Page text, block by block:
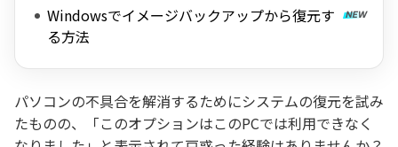
Windowsでイメージバックアップから復元す
る方法
パソコンの不具合を解消するためにシステムの復元を試み
たものの、「このオプションはこのPCでは利用できなく